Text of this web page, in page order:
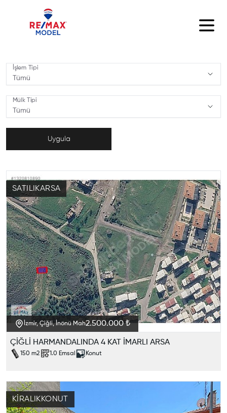
İşlem Tipi
Tümü
Mülk Tipi
Tümü
Uygula
İzmir, Çiğli, İnönü Mah2.500.000 ₺
ÇİĞLİ HARMANDALINDA 4 KAT İMARLI ARSA
150 m2 1.0 Emsal Konut
SATILIKARSA
KIRALIKKONUT